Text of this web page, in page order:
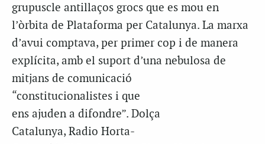
grupuscle antillaços grocs que es mou en
l’òrbita de Plataforma per Catalunya. La marxa
d’avui comptava, per primer cop i de manera
explícita, amb el suport d’una nebulosa de
mitjans de comunicació
“constitucionalistes i que
ens ajuden a difondre”. Dolça
Catalunya, Radio Horta-